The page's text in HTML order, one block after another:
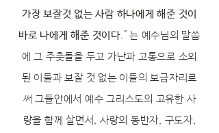
가장 보잘것 없는 사람 하나에게 해준 것이
바로 나에게 해준 것이다."는 예수님의 말씀
에 그 주춧돌을 두고 가난과 고통으로 소외
된이들과 보잘 것 없는 이들의 보금자리로
써 그들안에서 예수 그리스도의 고유한 사
랑을 함께 살면서, 사랑의 동반자, 구도자,